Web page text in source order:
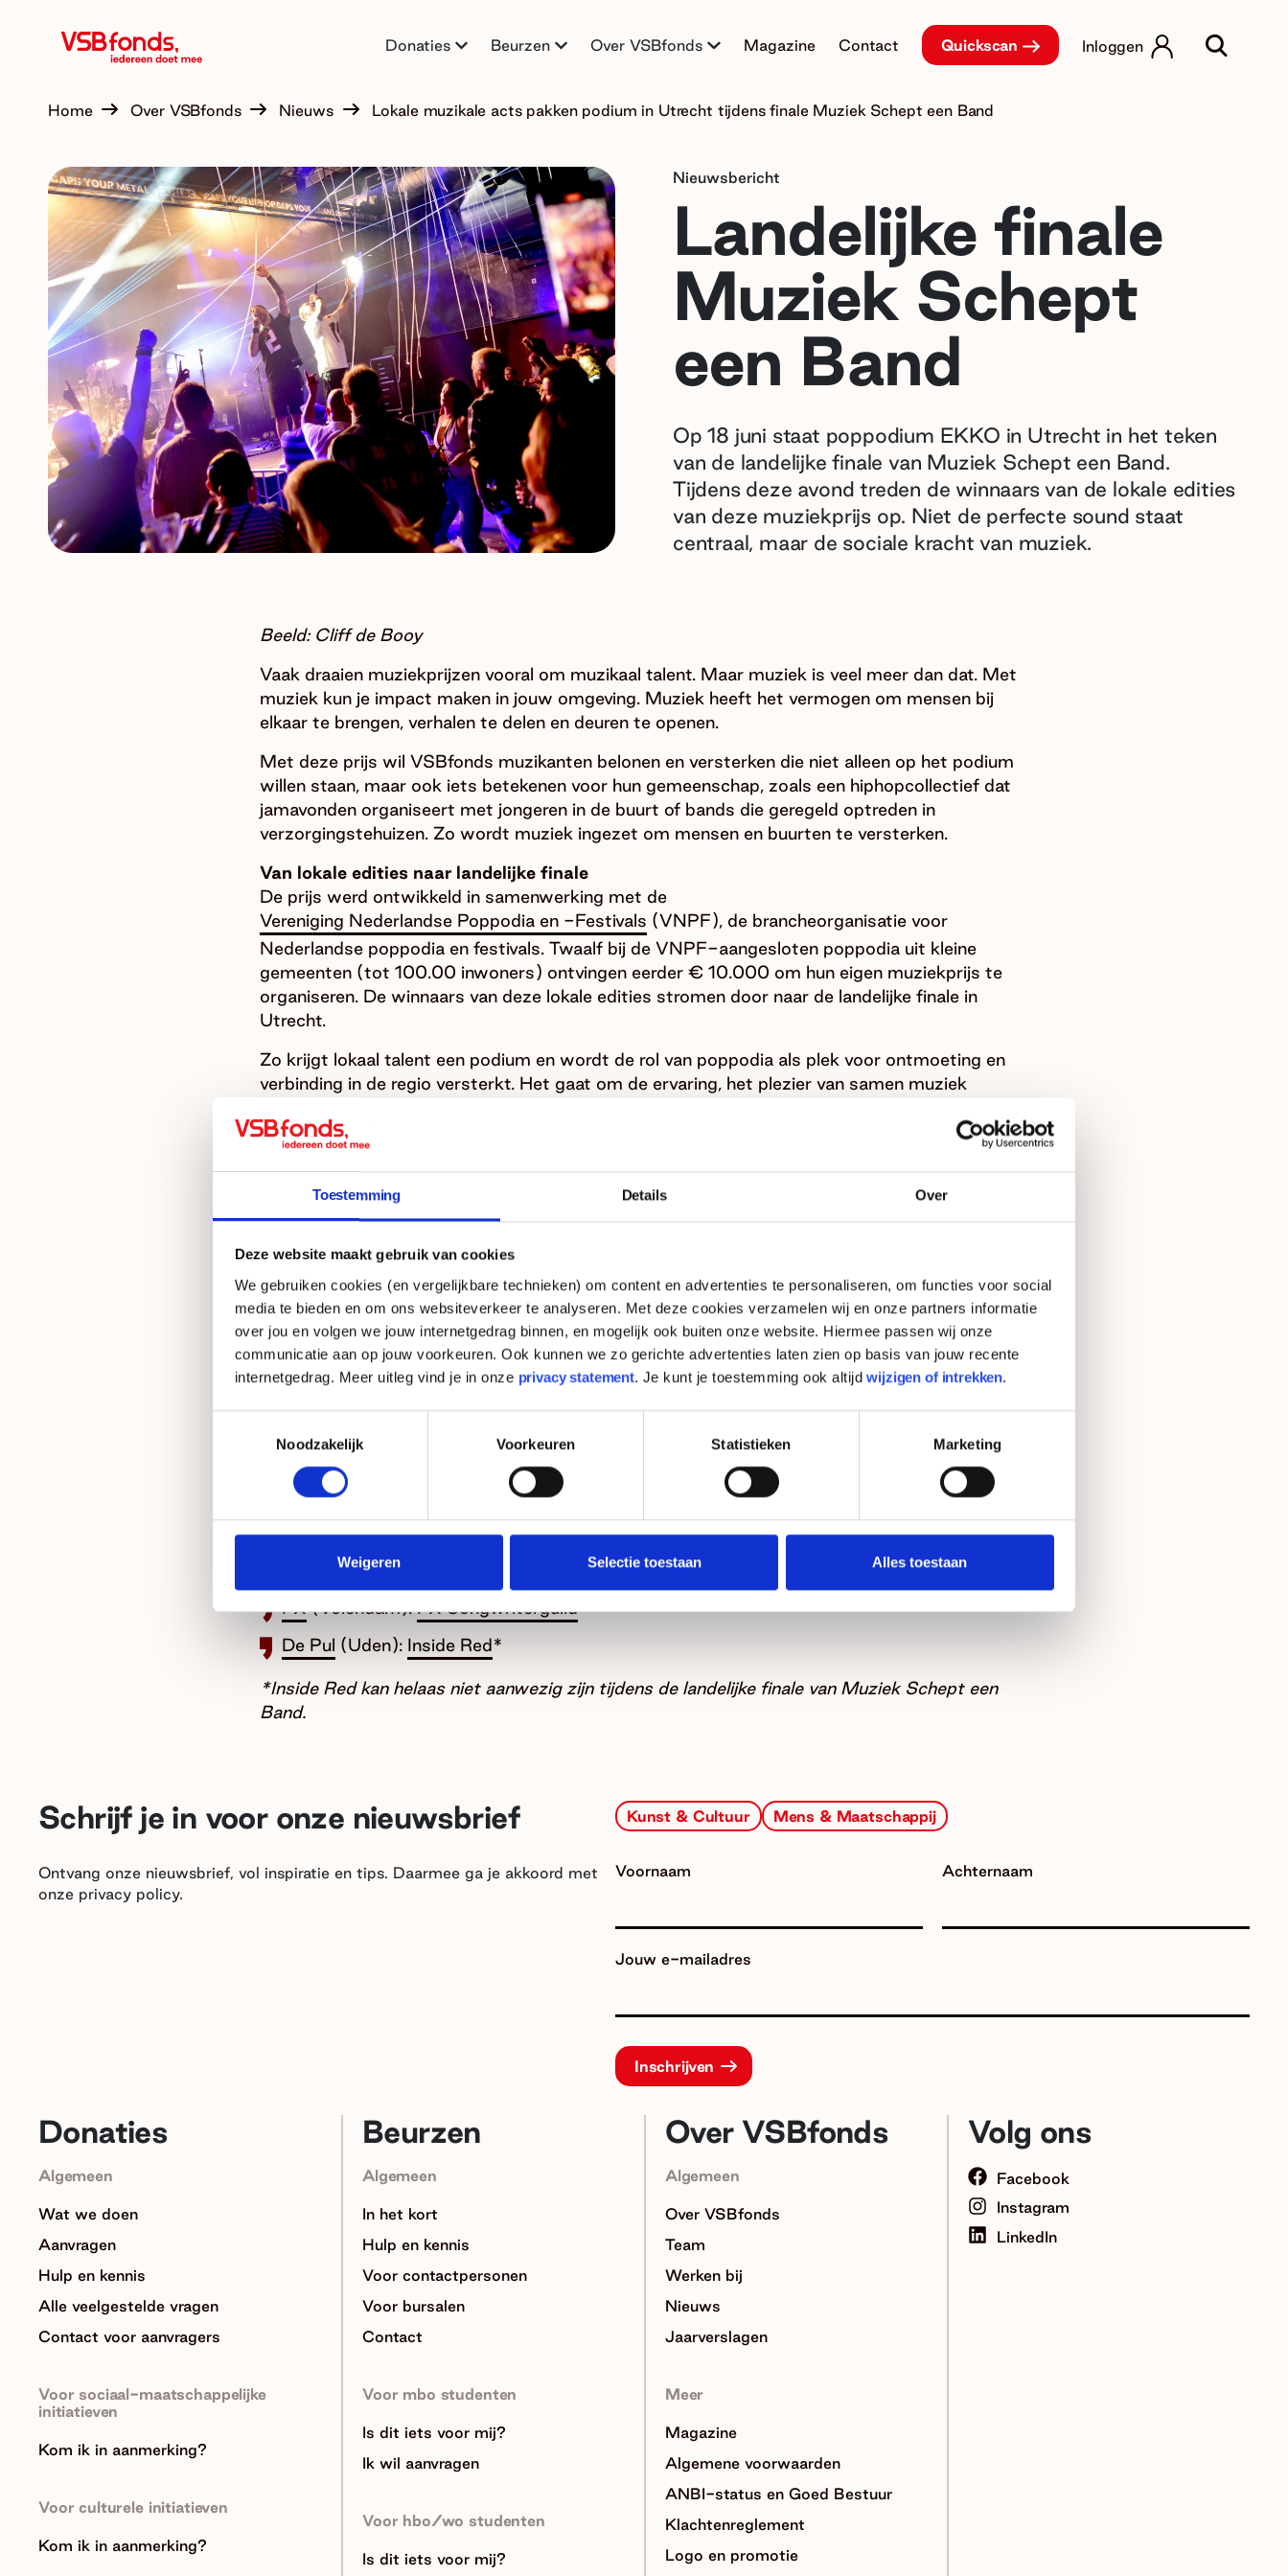
Toestemming Details Over
Deze website maakt gebruik van cookies
We gebruiken cookies (en vergelijkbare technieken) om content en advertenties te personaliseren, om functies voor social
media te bieden en om ons websiteverkeer te analyseren. Met deze cookies verzamelen wij en onze partners informatie
over jou en volgen we jouw internetgedrag binnen, en mogelijk ook buiten onze website. Hiermee passen wij onze
communicatie aan op jouw voorkeuren. Ook kunnen we zo gerichte advertenties laten zien op basis van jouw recente
internetgedrag. Meer uitleg vind je in onze privacy statement. Je kunt je toestemming ook altijd wijzigen of intrekken.
Noodzakelijk
Voorkeuren Statistieken Marketing
Weigeren Selectie toestaan Alles toestaan
Donaties Beurzen Over VSBfonds Magazine Contact Quickscan Inloggen
Home Over VSBfonds Nieuws Lokale muzikale acts pakken podium in Utrecht tijdens finale Muziek Schept een Band
Nieuwsbericht
Landelijke finale
Muziek Schept
een Band
Op 18 juni staat poppodium EKKO in Utrecht in het teken
van de landelijke finale van Muziek Schept een Band.
Tijdens deze avond treden de winnaars van de lokale edities
van deze muziekprijs op. Niet de perfecte sound staat
centraal, maar de sociale kracht van muziek.
Beeld: Cliff de Booy
Vaak draaien muziekprijzen vooral om muzikaal talent. Maar muziek is veel meer dan dat. Met
muziek kun je impact maken in jouw omgeving. Muziek heeft het vermogen om mensen bij
elkaar te brengen, verhalen te delen en deuren te openen.
Met deze prijs wil VSBfonds muzikanten belonen en versterken die niet alleen op het podium
willen staan, maar ook iets betekenen voor hun gemeenschap, zoals een hiphopcollectief dat
jamavonden organiseert met jongeren in de buurt of bands die geregeld optreden in
verzorgingstehuizen. Zo wordt muziek ingezet om mensen en buurten te versterken.
Van lokale edities naar landelijke finale
De prijs werd ontwikkeld in samenwerking met de
Vereniging Nederlandse Poppodia en -Festivals (VNPF), de brancheorganisatie voor
Nederlandse poppodia en festivals. Twaalf bij de VNPF-aangesloten poppodia uit kleine
gemeenten (tot 100.00 inwoners) ontvingen eerder € 10.000 om hun eigen muziekprijs te
organiseren. De winnaars van deze lokale edities stromen door naar de landelijke finale in
Utrecht.
Zo krijgt lokaal talent een podium en wordt de rol van poppodia als plek voor ontmoeting en
verbinding in de regio versterkt. Het gaat om de ervaring, het plezier van samen muziek
Finalisten
Vanuit de lokale poppodia stromen de volgende bands door naar de finale van Muziek Schept
een Band:
Nieuwe Nor(Heerlen):Norah Rhodes
De Peppel
(Zeist):
[le:ks]
De Vorstin(Hilversum): De Mis
De Groene Engel
De Kroepoekfabriek
(Vlaardingen):
Bonbun (Ressa Panda Idol Fest)
Manifesto(Hoorn):Wallplug
(Amstelveen):
PX(Volendam):PX Songwriterguild
De Pul (Uden): Inside Red*
*Inside Red kan helaas niet aanwezig zijn tijdens de landelijke finale van Muziek Schept een
Band.
Schrijf je in voor onze nieuwsbrief
Ontvang onze nieuwsbrief, vol inspiratie en tips. Daarmee ga je akkoord met
onze privacy policy.
Kunst & Cultuur Mens & Maatschappij
Jouw e-mailadres
Voornaam Achternaam
Donaties
Algemeen
Wat we doen
Aanvragen
Hulp en kennis
Alle veelgestelde vragen
Contact voor aanvragers
Voor sociaal-maatschappelijke
initiatieven
Kom ik in aanmerking?
Voor culturele initiatieven
Kom ik in aanmerking?
Beurzen
Algemeen
In het kort
Hulp en kennis
Voor contactpersonen
Voor bursalen
Contact
Voor mbo studenten
Is dit iets voor mij?
Ik wil aanvragen
Voor hbo/wo studenten
Is dit iets voor mij?
Over VSBfonds
Algemeen
Over VSBfonds
Team
Werken bij
Nieuws
Jaarverslagen
Meer
Magazine
Algemene voorwaarden
ANBI-status en Goed Bestuur
Klachtenreglement
Logo en promotie
Volg ons
Facebook
Instagram
LinkedIn